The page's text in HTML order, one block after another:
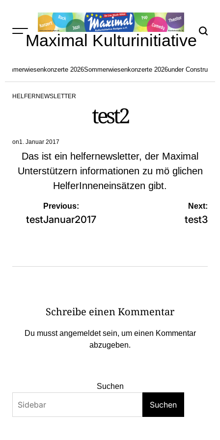
to
content
Maximal Kulturinitiative
2026Sommerwiesenkonzerte 2026under
POSTED
HELFERNEWSLETTER
test2
on1. Januar 2017
Das ist ein helfernewsletter, der Maximal
Unterstützern informationen zu mö glichen
HelferInneneinsätzen gibt.
Beitragsnavigation
Previous:
testJanuar2017
Next:
test3
Schreibe einen Kommentar
Du musstangemeldetsein, um einen Kommentar
abzugeben.
Suchen
Suchen